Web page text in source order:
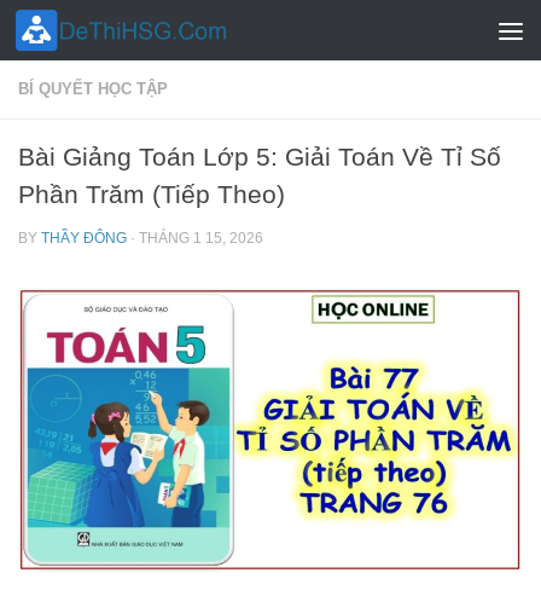
Skip to content
BÍ QUYẾT HỌC TẬP
Bài Giảng Toán Lớp 5: Giải Toán Về Tỉ Số
Phần Trăm (Tiếp Theo)
BY THẦY ĐÔNG · THÁNG 1 15, 2026